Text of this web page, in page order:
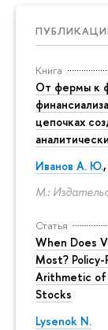
Книга
От фермы к
цепочках
Иванов А. Ю.,
М.:
Статья
When Does
Most?
Arithmetic of
Stocks
Lysenok N.